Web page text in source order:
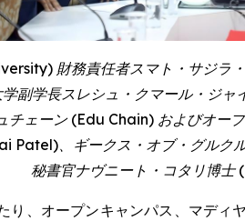
) 財務責任者スマト・サジラ
副学長スレシュ・クマール・ジャ
チェーン (Edu Chain) およびオー
Patel)、ギークス・オブ・グルク
秘書官ナヴニート・コタリ博士 (
り、オープンキャンパス、マデ